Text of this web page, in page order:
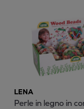
LENA
Perle in legno in